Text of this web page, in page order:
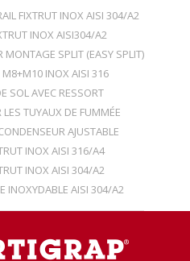
FIXTRUT INOX AISI 304/A2
INOX AISI304/A2
MONTAGE SPLIT (EASY SPLIT)
M8+M10 INOX AISI 316
SOL AVEC RESSORT
TUYAUX DE FUMMÉE
AJUSTABLE
INOX AISI 316/A4
INOX AISI 304/A2
INOXYDABLE AISI 304/A2